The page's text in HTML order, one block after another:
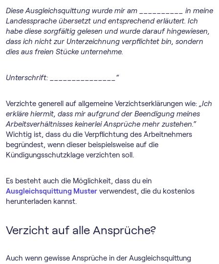
Diese Ausgleichsquittung wurde mir am __________ in meine
Landessprache übersetzt und entsprechend erläutert. Ich
habe diese sorgfältig gelesen und wurde darauf hingewiesen,
dass ich nicht zur Unterzeichnung verpflichtet bin, sondern
dies aus freien Stücke unternehme.
Unterschrift: _______________“
Verzichte generell auf allgemeine Verzichtserklärungen wie: „Ich
erkläre hiermit, dass mir aufgrund der Beendigung meines
Arbeitsverhältnisses keinerlei Ansprüche mehr zustehen.“
Wichtig ist, dass du die Verpflichtung des Arbeitnehmers
begründest, wenn dieser beispielsweise auf die
Kündigungsschutzklage verzichten soll.
Es besteht auch die Möglichkeit, dass du ein
Ausgleichsquittung Muster verwendest, die du kostenlos
herunterladen kannst.
Verzicht auf alle Ansprüche?
Auch wenn gewisse Ansprüche in der Ausgleichsquittung